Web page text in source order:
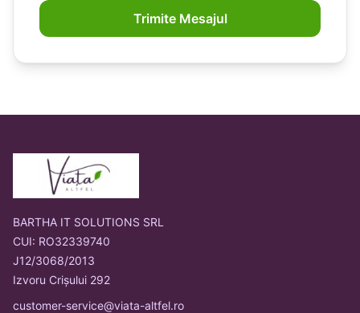
Trimite Mesajul
BARTHA IT SOLUTIONS SRL
CUI: RO32339740
J12/3068/2013
Izvoru Crișului 292
customer-service@viata-altfel.ro